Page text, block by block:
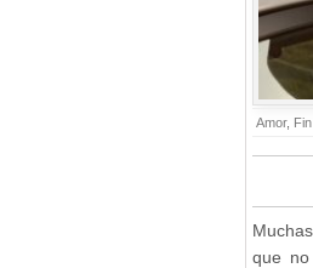
Amor,
que